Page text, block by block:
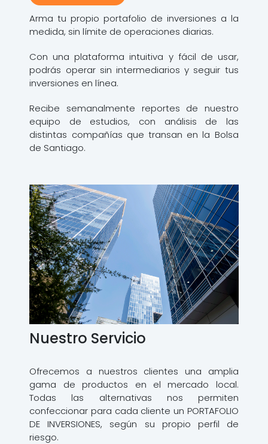
Arma tu propio portafolio de inversiones a la
medida, sin límite de operaciones diarias.
Con una plataforma intuitiva y fácil de usar,
podrás operar sin intermediarios y seguir tus
inversiones en línea.
Recibe semanalmente reportes de nuestro
equipo de estudios, con análisis de las
distintas compañías que transan en la Bolsa
de Santiago.
Nuestro Servicio
Ofrecemos a nuestros clientes una amplia
gama de productos en el mercado local.
Todas las alternativas nos permiten
confeccionar para cada cliente un PORTAFOLIO
DE INVERSIONES, según su propio perfil de
riesgo.